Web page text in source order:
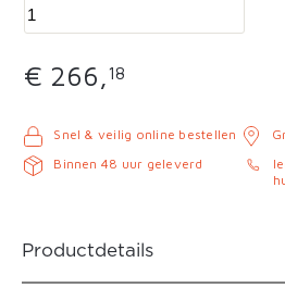
€ 266,18
Snel & veilig online bestellen
Binnen 48 uur geleverd
Productdetails